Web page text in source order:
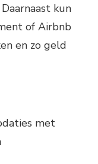
kun
of Airbnb
en zo geld
met